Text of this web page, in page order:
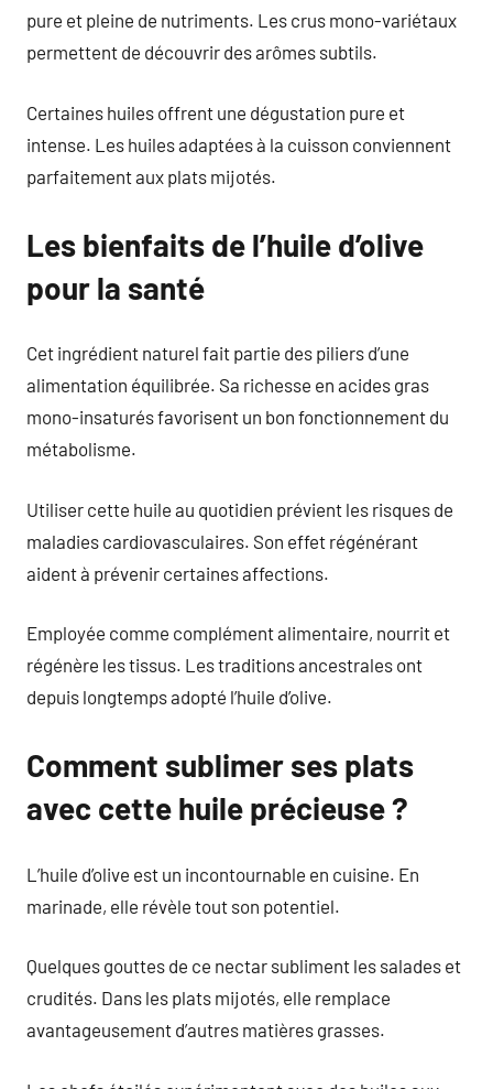
pure et pleine de nutriments. Les crus mono-variétaux
permettent de découvrir des arômes subtils.
Certaines huiles offrent une dégustation pure et
intense. Les huiles adaptées à la cuisson conviennent
parfaitement aux plats mijotés.
Les bienfaits de l’huile d’olive
pour la santé
Cet ingrédient naturel fait partie des piliers d’une
alimentation équilibrée. Sa richesse en acides gras
mono-insaturés favorisent un bon fonctionnement du
métabolisme.
Utiliser cette huile au quotidien prévient les risques de
maladies cardiovasculaires. Son effet régénérant
aident à prévenir certaines affections.
Employée comme complément alimentaire, nourrit et
régénère les tissus. Les traditions ancestrales ont
depuis longtemps adopté l’huile d’olive.
Comment sublimer ses plats
avec cette huile précieuse ?
L’huile d’olive est un incontournable en cuisine. En
marinade, elle révèle tout son potentiel.
Quelques gouttes de ce nectar subliment les salades et
crudités. Dans les plats mijotés, elle remplace
avantageusement d’autres matières grasses.